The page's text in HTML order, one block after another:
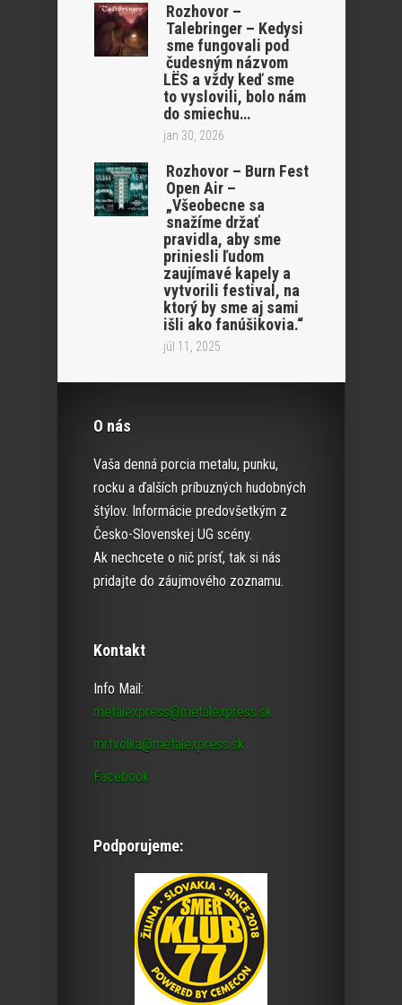
Rozhovor –
Talebringer – Kedysi
sme fungovali pod
čudesným názvom
LËS a vždy keď sme
to vyslovili, bolo nám
do smiechu…
jan 30, 2026
Rozhovor – Burn Fest
Open Air –
„Všeobecne sa
snažíme držať
pravidla, aby sme
priniesli ľudom
zaujímavé kapely a
vytvorili festival, na
ktorý by sme aj sami
išli ako fanúšikovia.“
júl 11, 2025
O nás
Vaša denná porcia metalu, punku,
rocku a ďalších príbuzných hudobných
štýlov. Informácie predovšetkým z
Česko-Slovenskej UG scény.
Ak nechcete o nič prísť, tak si nás
pridajte do záujmového zoznamu.
Kontakt
Info Mail:
metalexpress@metalexpress.sk
mrtvolka@metalexpress.sk
Facebook
Podporujeme: